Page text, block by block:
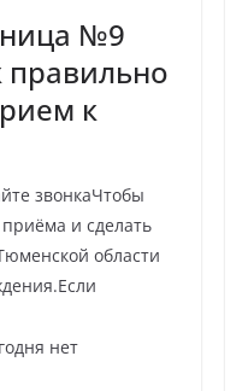
№9
правильно
к
звонкаЧтобы
и сделать
области
нет